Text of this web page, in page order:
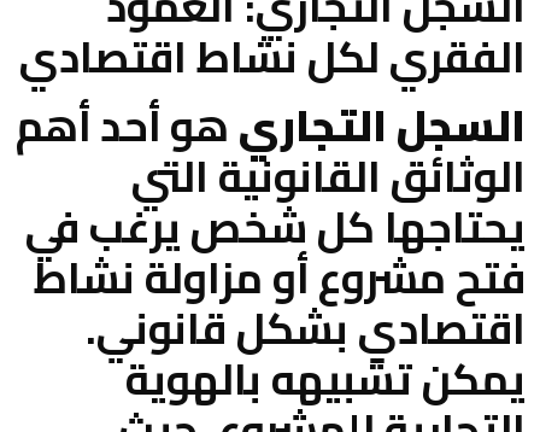
الفقري لكل نشاط اقتصادي
السجل التجاريهو أحد أهم
الوثائق القانونية التي
يحتاجها كل شخص يرغب في
فتح مشروع أو مزاولة نشاط
اقتصادي بشكل قانوني.
يمكن تشبيهه بالهوية